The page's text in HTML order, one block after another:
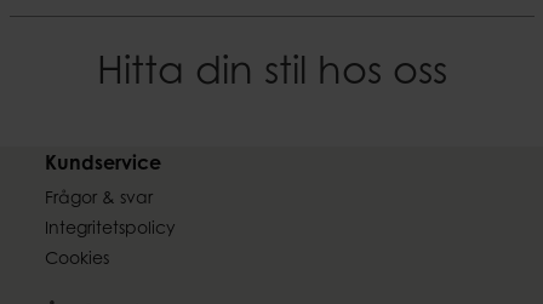
Hitta din stil hos oss
Kundservice
Frågor & svar
Integritetspolicy
Cookies